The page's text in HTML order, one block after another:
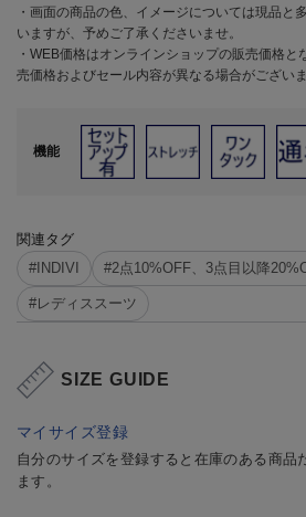
・画面の商品の色、イメージについては現品と
いますが、予めご了承くださいませ。
・WEB価格はオンラインショップの販売価格と
売価格およびセール内容が異なる場合がございま
機能
関連タグ
#INDIVI
#2点10%OFF、3点目以降
#レディススーツ
SIZE GUIDE
マイサイズ登録
自分のサイズを登録すると在庫のある商品
ます。